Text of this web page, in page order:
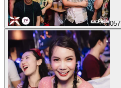
057